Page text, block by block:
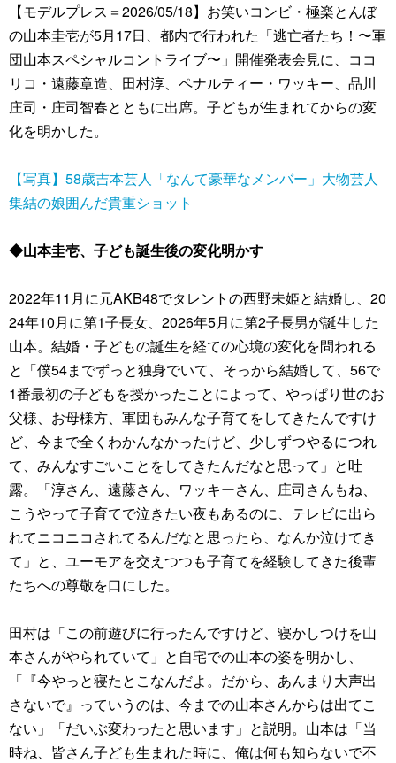
【モデルプレス＝2026/05/18】お笑いコンビ・極楽とんぼ
の山本圭壱が5月17日、都内で行われた「逃亡者たち！〜軍
団山本スペシャルコントライブ〜」開催発表会見に、ココ
リコ・遠藤章造、田村淳、ペナルティー・ワッキー、品川
庄司・庄司智春とともに出席。子どもが生まれてからの変
化を明かした。
【写真】58歳吉本芸人「なんて豪華なメンバー」大物芸人
集結の娘囲んだ貴重ショット
◆山本圭壱、子ども誕生後の変化明かす
2022年11月に元AKB48でタレントの西野未姫と結婚し、20
24年10月に第1子長女、2026年5月に第2子長男が誕生した
山本。結婚・子どもの誕生を経ての心境の変化を問われる
と「僕54までずっと独身でいて、そっから結婚して、56で
1番最初の子どもを授かったことによって、やっぱり世のお
父様、お母様方、軍団もみんな子育てをしてきたんですけ
ど、今まで全くわかんなかったけど、少しずつやるにつれ
て、みんなすごいことをしてきたんだなと思って」と吐
露。「淳さん、遠藤さん、ワッキーさん、庄司さんもね、
こうやって子育てで泣きたい夜もあるのに、テレビに出ら
れてニコニコされてるんだなと思ったら、なんか泣けてき
て」と、ユーモアを交えつつも子育てを経験してきた後輩
たちへの尊敬を口にした。
田村は「この前遊びに行ったんですけど、寝かしつけを山
本さんがやられていて」と自宅での山本の姿を明かし、
「『今やっと寝たとこなんだよ。だから、あんまり大声出
さないで』っていうのは、今までの山本さんからは出てこ
ない」「だいぶ変わったと思います」と説明。山本は「当
時ね、皆さん子ども生まれた時に、俺は何も知らないで不